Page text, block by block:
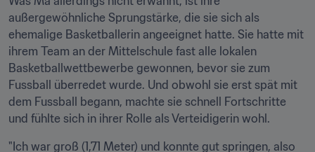
außergewöhnliche Sprungstärke, die sie sich als
ehemalige Basketballerin angeeignet hatte. Sie hatte mit
ihrem Team an der Mittelschule fast alle lokalen
Basketballwettbewerbe gewonnen, bevor sie zum
Fussball überredet wurde. Und obwohl sie erst spät mit
dem Fussball begann, machte sie schnell Fortschritte
und fühlte sich in ihrer Rolle als Verteidigerin wohl.
"Ich war groß (1,71 Meter) und konnte gut springen, also